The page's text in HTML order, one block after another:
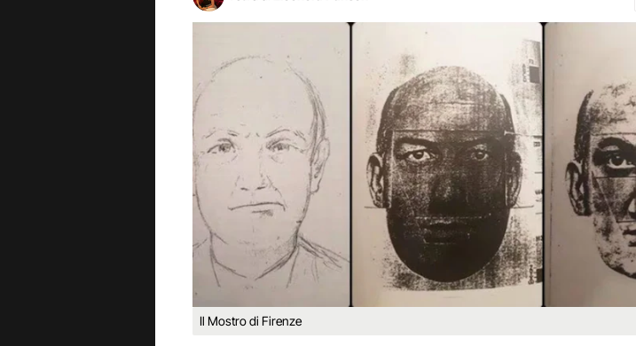
Il Mostro di Firenze